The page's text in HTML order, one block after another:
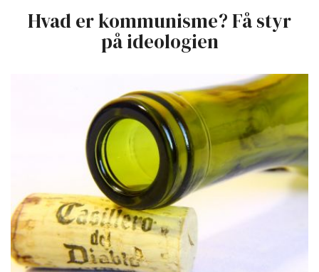
Hvad er kommunisme? Få styr
på ideologien